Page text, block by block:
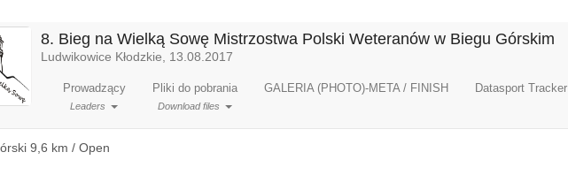
8. Bieg na Wielką Sowę Mistrzostwa Polski Weteranów w Biegu Górskim
Ludwikowice Kłodzkie, 13.08.2017
Prowadzący
Leaders
Pliki do pobrania
Download files
GALERIA (PHOTO)-META / FINISH Datasport Tracker
9,6 km / Open